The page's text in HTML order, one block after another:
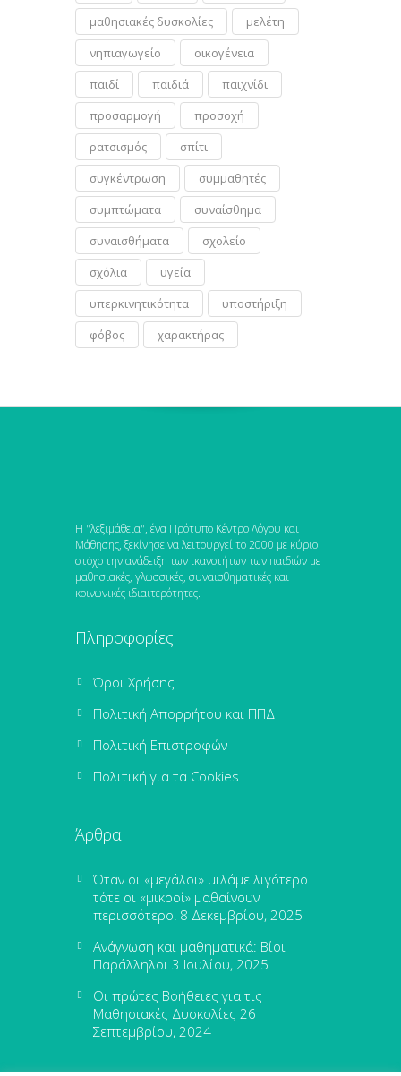
μαθησιακές δυσκολίες
μελέτη
νηπιαγωγείο
οικογένεια
παιδί
παιδιά
παιχνίδι
προσαρμογή
προσοχή
ρατσισμός
σπίτι
συγκέντρωση
συμμαθητές
συμπτώματα
συναίσθημα
συναισθήματα
σχολείο
σχόλια
υγεία
υπερκινητικότητα
υποστήριξη
φόβος
χαρακτήρας
Η "λεξιμάθεια", ένα Πρότυπο Κέντρο Λόγου και
Μάθησης, ξεκίνησε να λειτουργεί το 2000 με κύριο
στόχο την ανάδειξη των ικανοτήτων των παιδιών με
μαθησιακές, γλωσσικές, συναισθηματικές και
κοινωνικές ιδιαιτερότητες.
Πληροφορίες
Όροι Χρήσης
Πολιτική Απορρήτου και ΠΠΔ
Πολιτική Επιστροφών
Πολιτική για τα Cookies
Άρθρα
Όταν οι «μεγάλοι» μιλάμε λιγότερο
τότε οι «μικροί» μαθαίνουν
περισσότερο! 8 Δεκεμβρίου, 2025
Ανάγνωση και μαθηματικά: Βίοι
Παράλληλοι 3 Ιουλίου, 2025
Οι πρώτες Βοήθειες για τις
Μαθησιακές Δυσκολίες 26
Σεπτεμβρίου, 2024